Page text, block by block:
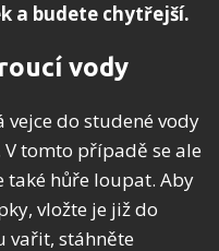
a budete chytřejší.
vody
do studené vody
tomto případě se ale
hůře loupat. Aby
vložte je již do
vařit, stáhněte